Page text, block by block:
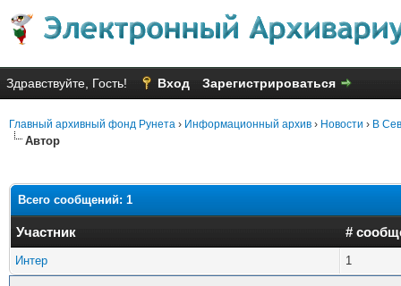
Здравствуйте, Гость! Вход Зарегистрироваться
Главный архивный фонд Рунета › Информационный архив › Новости › В
Автор
Всего сообщений: 1
Участник #
Интер 1